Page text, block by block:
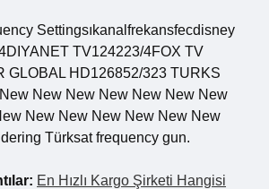
Settingsıkanalfrekansfecdisney
TV124223/4FOX TV
GLOBAL HD126852/323 TURKS
New New New New New New
New New New New New New
Türksat frequency gun.
En Hızlı Kargo Şirketi Hangisi